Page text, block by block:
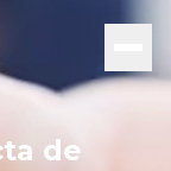
de